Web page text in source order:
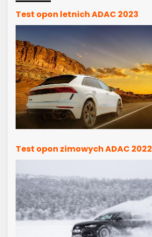
Test opon letnich ADAC 2023
Test opon zimowych ADAC 2022